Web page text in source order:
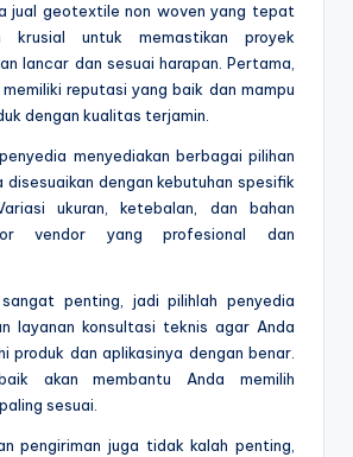
jual geotextile non woven yang tepat
krusial untuk memastikan proyek
lancar dan sesuai harapan. Pertama,
reputasi yang baik dan mampu
dengan kualitas terjamin.
menyediakan berbagai pilihan
disesuaikan dengan kebutuhan spesifik
ukuran, ketebalan, dan bahan
vendor yang profesional dan
penting, jadi pilihlah penyedia
layanan konsultasi teknis agar Anda
produk dan aplikasinya dengan benar.
akan membantu Anda memilih
sesuai.
pengiriman juga tidak kalah penting,